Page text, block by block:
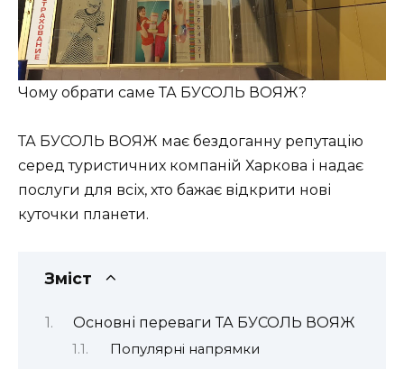
Чому обрати саме ТА БУСОЛЬ ВОЯЖ?
ТА БУСОЛЬ ВОЯЖ має бездоганну репутацію
серед туристичних компаній Харкова і надає
послуги для всіх, хто бажає відкрити нові
куточки планети.
Зміст
Основні переваги ТА БУСОЛЬ ВОЯЖ
Популярні напрямки